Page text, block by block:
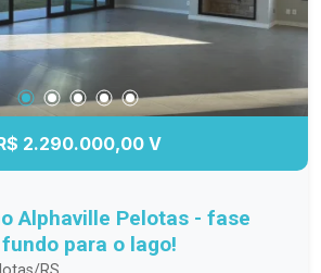
2.290.000,00 V
Alphaville Pelotas - fase
para o lago!